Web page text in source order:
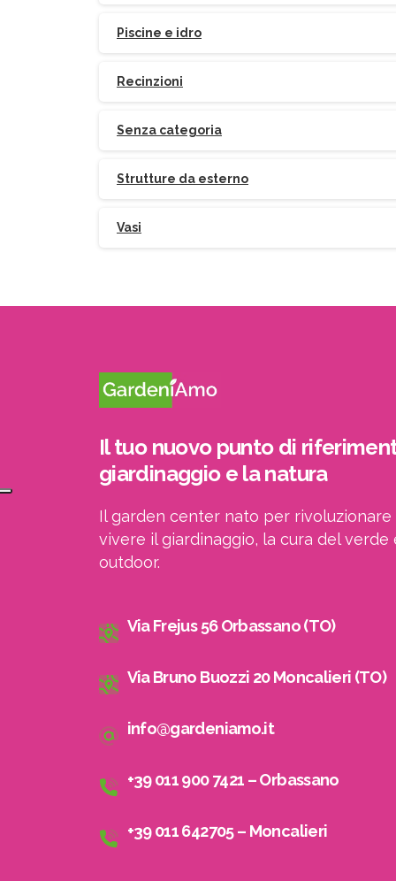
Piscine e idro
Recinzioni
Senza categoria
Strutture da esterno
Vasi
Il tuo nuovo punto di
giardinaggio e la natura
Il garden center nato per rivoluzionare
vivere il giardinaggio, la cura del verde
outdoor.
Via Frejus 56 Orbassano (TO)
Via Bruno Buozzi 20 Moncalieri (TO)
info@gardeniamo.it
+39 011 900 7421 – Orbassano
+39 011 642705 – Moncalieri